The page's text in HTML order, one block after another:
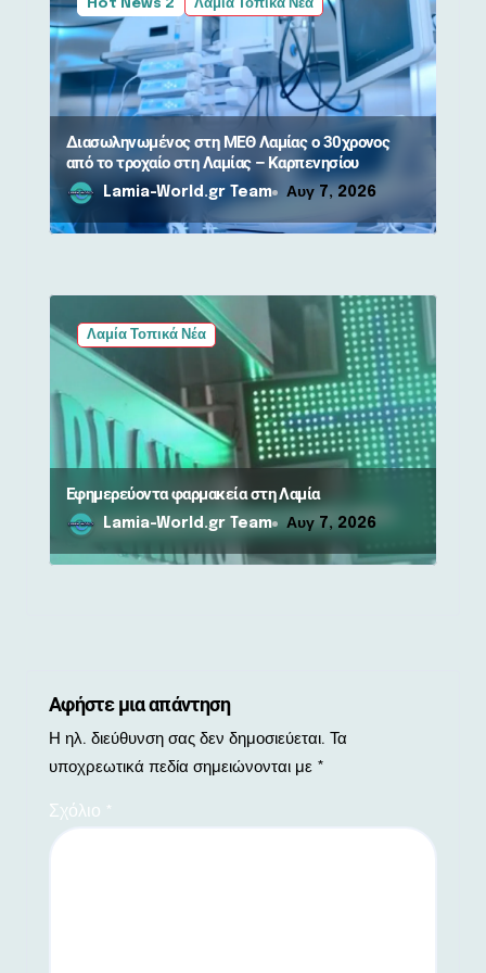
Hot News 2 Λαμία Τοπικά Νέα
Διασωληνωμένος στη ΜΕΘ Λαμίας ο 30χρονος
από το τροχαίο στη Λαμίας – Καρπενησίου
Lamia-World.gr Team Αυγ 7, 2026
Λαμία Τοπικά Νέα
Εφημερεύοντα φαρμακεία στη Λαμία
Lamia-World.gr Team Αυγ 7, 2026
Αφήστε μια απάντηση
Η ηλ. διεύθυνση σας δεν δημοσιεύεται. Τα
υποχρεωτικά πεδία σημειώνονται με *
Σχόλιο *